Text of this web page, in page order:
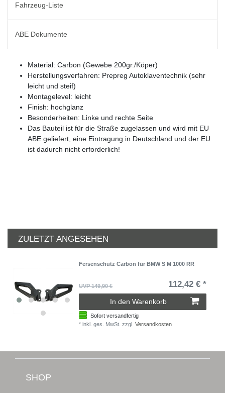
Fahrzeug-Liste
ABE Dokumente
Material: Carbon (Gewebe 200gr./Köper)
Herstellungsverfahren: Prepreg Autoklaventechnik (sehr
leicht und steif)
Montagelevel: leicht
Finish: hochglanz
Besonderheiten: Linke und rechte Seite
Das Bauteil ist für die Straße zugelassen und wird mit EU
ABE geliefert, eine Eintragung in Deutschland und der EU
ist dadurch nicht erforderlich!
ZULETZT ANGESEHEN
Fersenschutz Carbon für BMW S M 1000 RR
UVP 149,90 € 112,42 € *
In den Warenkorb
Sofort versandfertig
*inkl. ges. MwSt. zzgl.Versandkosten
SHOP